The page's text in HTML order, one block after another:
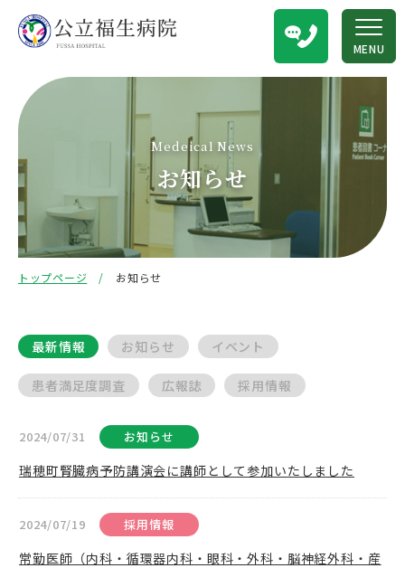
MENU
Medeical News
お知らせ
トップページ お知らせ
最新情報 お知らせ イベント
患者満足度調査 広報誌 採用情報
2024/07/31 お知らせ
瑞穂町腎臓病予防講演会に講師として参加いたしました
2024/07/19 採用情報
常勤医師（内科・循環器内科・眼科・外科・脳神経外科・産